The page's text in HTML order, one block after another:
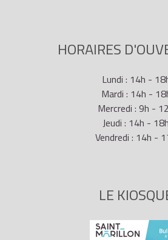
HORAIRES
Lundi : 14h -
Mardi : 14h -
Mercredi : 9h -
Jeudi : 14h - 18h
Vendredi : 14h -
LE